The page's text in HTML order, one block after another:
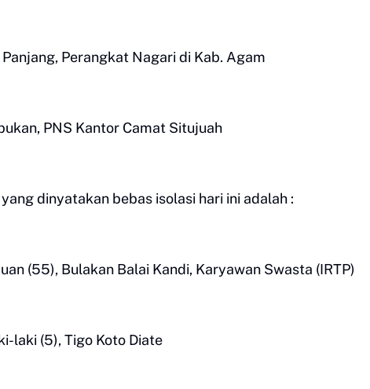
Perangkat Nagari di Kab. Agam
PNS Kantor Camat Situjuah
dinyatakan bebas isolasi hari ini adalah :
(55), Bulakan Balai Kandi, Karyawan Swasta (IRTP)
laki (5), Tigo Koto Diate